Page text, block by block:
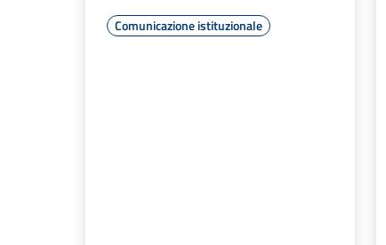
Comunicazione istituzionale